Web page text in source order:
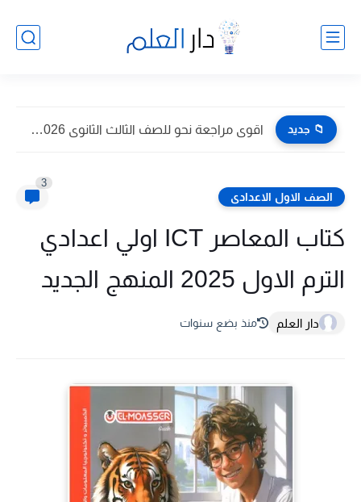
📁 جديد اقوى مراجعة نحو للصف الثالث الثانوى 2026 pdf اعداد توجيه...
الصف الاول الاعدادى
3
كتاب المعاصر ICT اولي اعدادي
الترم الاول 2025 المنهج الجديد
دار العلم منذ بضع سنوات